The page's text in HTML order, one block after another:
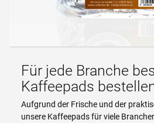
Für jede Branche
Kaffeepads
Aufgrund der Frische und der
unsere Kaffeepads für viele